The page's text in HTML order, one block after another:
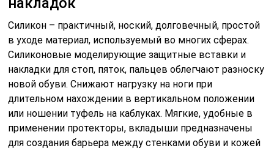
Силикон – практичный, ноский, долговечный, простой
в уходе материал, используемый во многих сферах.
Силиконовые моделирующие защитные вставки и
накладки для стоп, пяток, пальцев облегчают разноску
новой обуви. Снижают нагрузку на ноги при
длительном нахождении в вертикальном положении
или ношении туфель на каблуках. Мягкие, удобные в
применении протекторы, вкладыши предназначены
для создания барьера между стенками обуви и кожей